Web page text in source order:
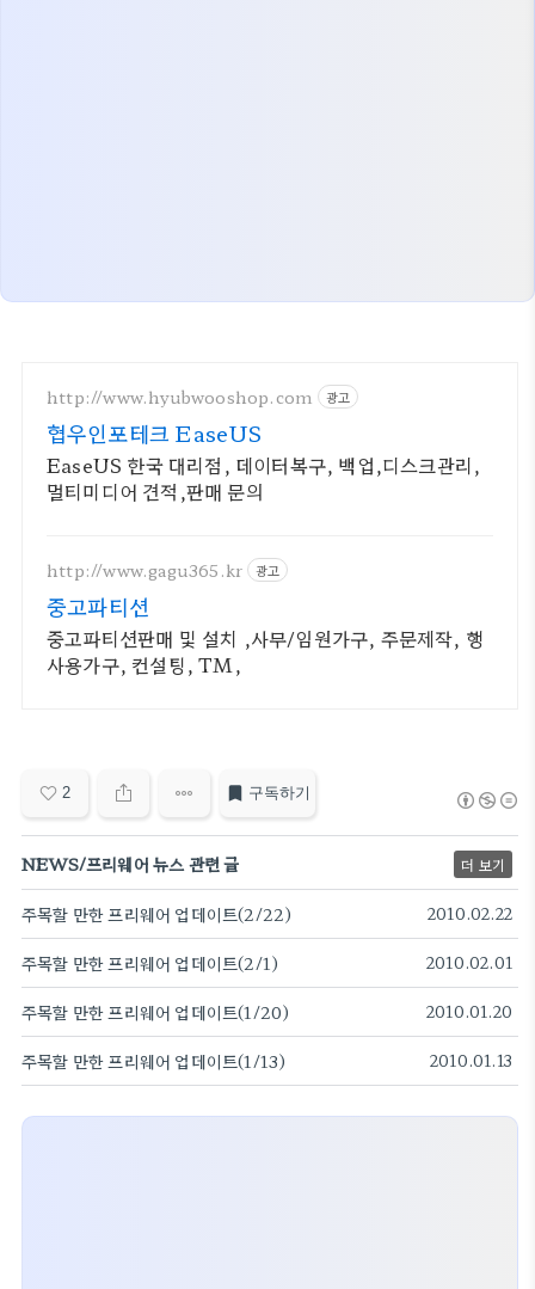
http://www.hyubwooshop.com 광고
협우인포테크 EaseUS
EaseUS 한국 대리점, 데이터복구, 백업,디스크관리,
멀티미디어 견적,판매 문의
http://www.gagu365.kr 광고
중고파티션
중고파티션판매 및 설치 ,사무/임원가구, 주문제작, 행
사용가구, 컨설팅, TM,
2 구독하기
NEWS/프리웨어 뉴스 관련 글 더 보기
주목할 만한 프리웨어 업데이트(2/22) 2010.02.22
주목할 만한 프리웨어 업데이트(2/1) 2010.02.01
주목할 만한 프리웨어 업데이트(1/20) 2010.01.20
주목할 만한 프리웨어 업데이트(1/13) 2010.01.13